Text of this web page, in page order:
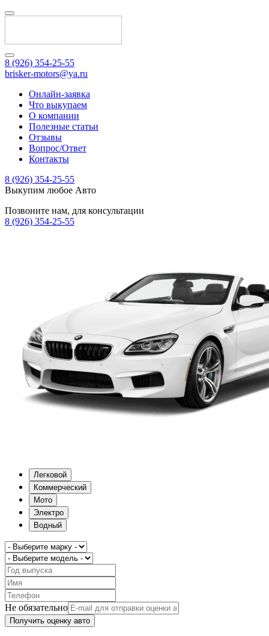
8 (926) 354-25-55
brisker-motors@ya.ru
Онлайн-заявка
Что выкупаем
О компании
Полезные статьи
Отзывы
Вопрос/Ответ
Контакты
8 (926) 354-25-55
Выкупим любое Авто
Позвоните нам, для консультации
8 (926) 354-25-55
Легковой
Коммерческий
Мото
Электро
Водный
Не обязательно
Получить оценку авто